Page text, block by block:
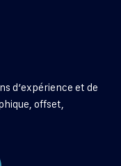
d’expérience et de
offset,